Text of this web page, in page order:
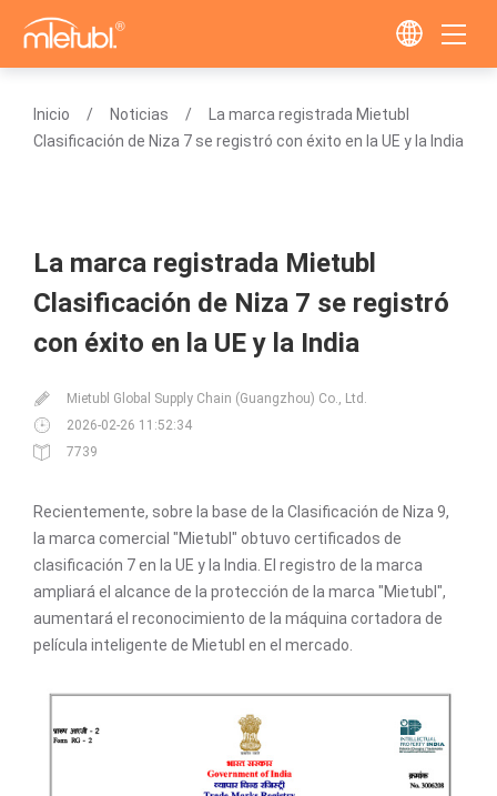
Inicio Noticias
La marca registrada Mietubl
Clasificación de Niza 7 se registró con éxito en la UE y la India
La marca registrada Mietubl
Clasificación de Niza 7 se registró
con éxito en la UE y la India
Mietubl Global Supply Chain (Guangzhou) Co., Ltd.
2026-02-26 11:52:34
7739
Recientemente, sobre la base de la Clasificación de Niza 9,
la marca comercial "Mietubl" obtuvo certificados de
clasificación 7 en la UE y la India. El registro de la marca
ampliará el alcance de la protección de la marca "Mietubl",
aumentará el reconocimiento de la máquina cortadora de
película inteligente de Mietubl en el mercado.